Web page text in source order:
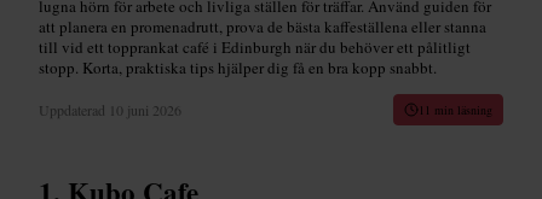
lugna hörn för arbete och livliga ställen för träffar. Använd guiden för
att planera en promenadrutt, prova de bästa kaffeställena eller stanna
till vid ett topprankat café i Edinburgh när du behöver ett pålitligt
stopp. Korta, praktiska tips hjälper dig få en bra kopp snabbt.
Uppdaterad 10 juni 2026 11 min läsning